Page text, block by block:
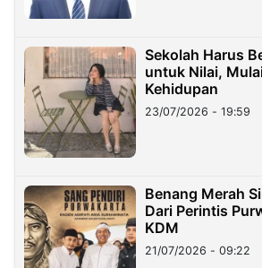
Sekolah Harus
untuk Nilai,
Kehidupan
23/07/2026 - 19:59
Benang Merah
Dari Perintis
KDM
21/07/2026 - 09:22